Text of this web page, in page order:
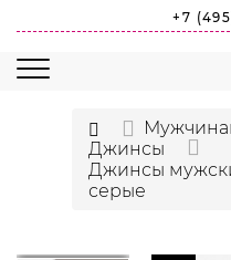
+7
Джинсы
Джинсы
серые